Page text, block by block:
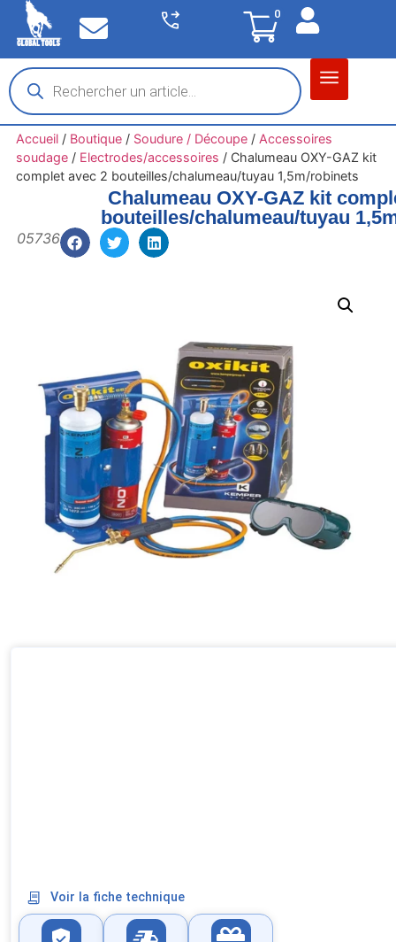
0
Accueil/ Boutique/ Soudure / Découpe/ Accessoires
soudage/ Electrodes/accessoires / Chalumeau OXY-GAZ kit
complet avec 2 bouteilles/chalumeau/tuyau 1,5m/robinets
Chalumeau OXY-GAZ kit
bouteilles/chalumeau/tuyau
05736
Voir la fiche technique